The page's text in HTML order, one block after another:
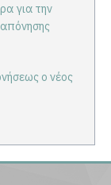
για την
ο νέος